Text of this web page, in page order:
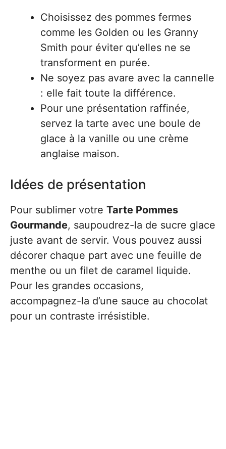
Choisissez des pommes fermes
comme les Golden ou les Granny
Smith pour éviter qu’elles ne se
transforment en purée.
Ne soyez pas avare avec la cannelle
: elle fait toute la différence.
Pour une présentation raffinée,
servez la tarte avec une boule de
glace à la vanille ou une crème
anglaise maison.
Idées de présentation
Pour sublimer votre Tarte Pommes
Gourmande, saupoudrez-la de sucre glace
juste avant de servir. Vous pouvez aussi
décorer chaque part avec une feuille de
menthe ou un filet de caramel liquide.
Pour les grandes occasions,
accompagnez-la d’une sauce au chocolat
pour un contraste irrésistible.